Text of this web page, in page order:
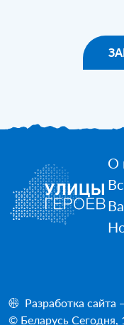
О
Разработка сайта
© Беларусь Сегодня,